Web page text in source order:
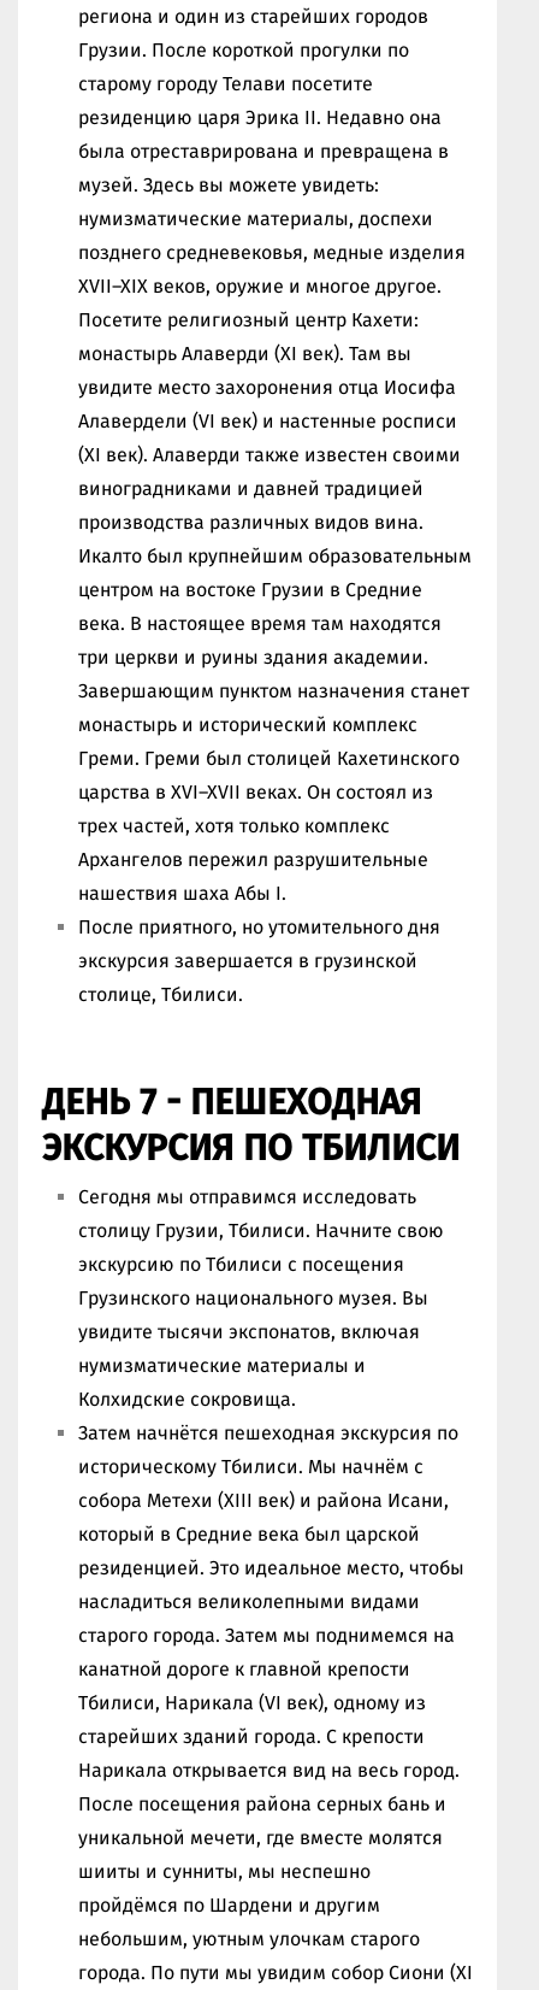
региона и один из старейших городов
Грузии. После короткой прогулки по
старому городу Телави посетите
резиденцию царя Эрика II. Недавно она
была отреставрирована и превращена в
музей. Здесь вы можете увидеть:
нумизматические материалы, доспехи
позднего средневековья, медные изделия
XVII–XIX веков, оружие и многое другое.
Посетите религиозный центр Кахети:
монастырь Алаверди (XI век). Там вы
увидите место захоронения отца Иосифа
Алавердели (VI век) и настенные росписи
(XI век). Алаверди также известен своими
виноградниками и давней традицией
производства различных видов вина.
Икалто был крупнейшим образовательным
центром на востоке Грузии в Средние
века. В настоящее время там находятся
три церкви и руины здания академии.
Завершающим пунктом назначения станет
монастырь и исторический комплекс
Греми. Греми был столицей Кахетинского
царства в XVI–XVII веках. Он состоял из
трех частей, хотя только комплекс
Архангелов пережил разрушительные
нашествия шаха Абы I.
После приятного, но утомительного дня
экскурсия завершается в грузинской
столице, Тбилиси.
ДЕНЬ 7 - ПЕШЕХОДНАЯ
ЭКСКУРСИЯ ПО ТБИЛИСИ
Сегодня мы отправимся исследовать
столицу Грузии, Тбилиси. Начните свою
экскурсию по Тбилиси с посещения
Грузинского национального музея. Вы
увидите тысячи экспонатов, включая
нумизматические материалы и
Колхидские сокровища.
Затем начнётся пешеходная экскурсия по
историческому Тбилиси. Мы начнём с
собора Метехи (XIII век) и района Исани,
который в Средние века был царской
резиденцией. Это идеальное место, чтобы
насладиться великолепными видами
старого города. Затем мы поднимемся на
канатной дороге к главной крепости
Тбилиси, Нарикала (VI век), одному из
старейших зданий города. С крепости
Нарикала открывается вид на весь город.
После посещения района серных бань и
уникальной мечети, где вместе молятся
шииты и сунниты, мы неспешно
пройдёмся по Шардени и другим
небольшим, уютным улочкам старого
города. По пути мы увидим собор Сиони (XI